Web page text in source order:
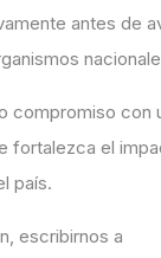
antes de
compromiso con
fortalezca el
país.
escribirnos a